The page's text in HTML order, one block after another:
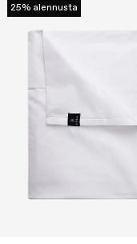
25% alennusta